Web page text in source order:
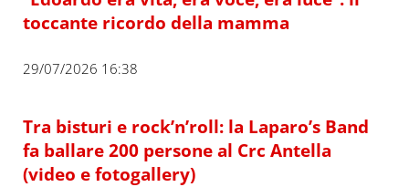
toccante ricordo della mamma
29/07/2026 16:38
Tra bisturi e rock’n’roll: la Laparo’s Band
fa ballare 200 persone al Crc Antella
(video e fotogallery)